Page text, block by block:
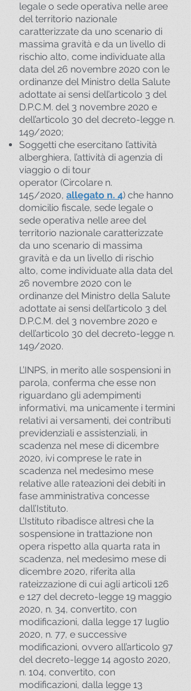
legale o sede operativa nelle aree
del territorio nazionale
caratterizzate da uno scenario di
massima gravità e da un livello di
rischio alto, come individuate alla
data del 26 novembre 2020 con le
ordinanze del Ministro della Salute
adottate ai sensi dell’articolo 3 del
D.P.C.M. del 3 novembre 2020 e
dell’articolo 30 del decreto-legge n.
149/2020;
Soggetti che esercitano l’attività
alberghiera, l’attività di agenzia di
viaggio o di tour
operator (Circolare n.
145/2020, allegato n. 4) che hanno
domicilio fiscale, sede legale o
sede operativa nelle aree del
territorio nazionale caratterizzate
da uno scenario di massima
gravità e da un livello di rischio
alto, come individuate alla data del
26 novembre 2020 con le
ordinanze del Ministro della Salute
adottate ai sensi dell’articolo 3 del
D.P.C.M. del 3 novembre 2020 e
dell’articolo 30 del decreto-legge n.
149/2020.
L’INPS, in merito alle sospensioni in
parola, conferma che esse non
riguardano gli adempimenti
informativi, ma unicamente i termini
relativi ai versamenti, dei contributi
previdenziali e assistenziali, in
scadenza nel mese di dicembre
2020, ivi comprese le rate in
scadenza nel medesimo mese
relative alle rateazioni dei debiti in
fase amministrativa concesse
dall’Istituto.
L’Istituto ribadisce altresì che la
sospensione in trattazione non
opera rispetto alla quarta rata in
scadenza, nel medesimo mese di
dicembre 2020, riferita alla
rateizzazione di cui agli articoli 126
e 127 del decreto-legge 19 maggio
2020, n. 34, convertito, con
modificazioni, dalla legge 17 luglio
2020, n. 77, e successive
modificazioni, ovvero all’articolo 97
del decreto-legge 14 agosto 2020,
n. 104, convertito, con
modificazioni, dalla legge 13